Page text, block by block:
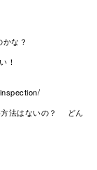
な？
！
方法はないの？ どん